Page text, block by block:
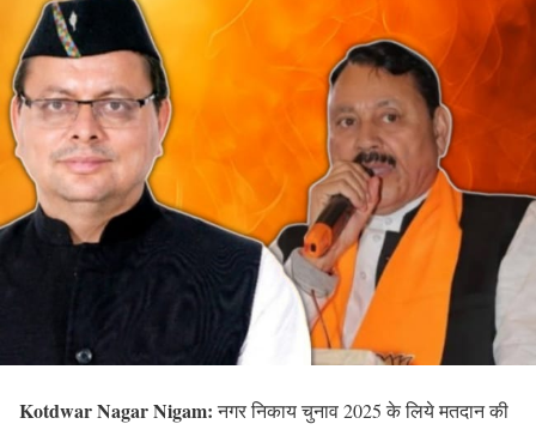
Kotdwar Nagar Nigam:नगर निकाय चुनाव 2025 के लिये मतदान की